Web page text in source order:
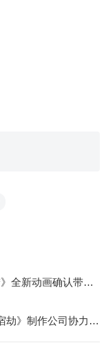
小智25年冒险旅程终于划下句点？《宝可梦》全新动画确认带出全新主角 2023年4月起开始放送
《死亡搁浅》确定改编电影！小岛制作×《宿劫》制作公司协力拍摄